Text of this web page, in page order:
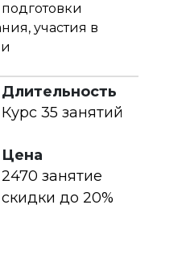
участия в
Длительность
Курс 35 занятий
Цена
2470 занятие
скидки до 20%